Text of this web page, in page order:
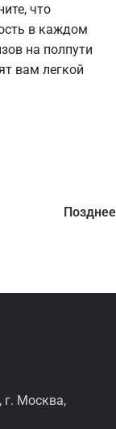
что
в каждом
на полпути
вам легкой
Позднее
г. Москва,